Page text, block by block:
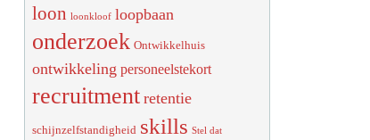
loon loonkloof loopbaan
onderzoek Ontwikkelhuis
ontwikkeling personeelstekort
recruitment retentie
schijnzelfstandigheid skills Stel dat